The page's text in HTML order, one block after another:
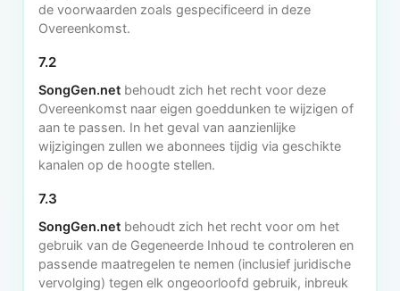
de voorwaarden zoals gespecificeerd in deze
Overeenkomst.
7.2
SongGen.net behoudt zich het recht voor deze
Overeenkomst naar eigen goeddunken te wijzigen of
aan te passen. In het geval van aanzienlijke
wijzigingen zullen we abonnees tijdig via geschikte
kanalen op de hoogte stellen.
7.3
SongGen.net behoudt zich het recht voor om het
gebruik van de Gegeneerde Inhoud te controleren en
passende maatregelen te nemen (inclusief juridische
vervolging) tegen elk ongeoorloofd gebruik, inbreuk